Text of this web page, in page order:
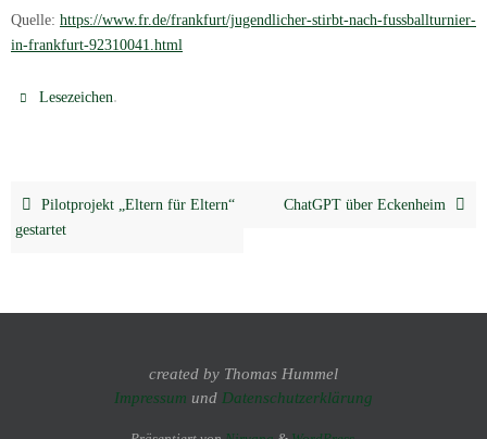
Quelle: https://www.fr.de/frankfurt/jugendlicher-stirbt-nach-fussballturnier-
in-frankfurt-92310041.html
Lesezeichen.
Pilotprojekt „Eltern für Eltern“
gestartet
ChatGPT über Eckenheim
created by Thomas Hummel
Impressum und Datenschutzerklärung